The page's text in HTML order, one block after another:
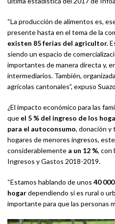
“La producción de alimentos es,
presente hasta en el tema de la
existen 85 ferias del agricultor.
siendo un espacio de
importantes de manera directa y,
intermediarios. También,
agrícolas cantonales”, expuso
¿El impacto económico para las
que el 5 % del ingreso de los
para el autoconsumo, donación y
hogares de menores ingresos,
considerablemente a un 12 %, con
Ingresos y Gastos 2018-2019.
“Estamos hablando de unos 40
hogardependiendo si es rural o
importante para que las personas